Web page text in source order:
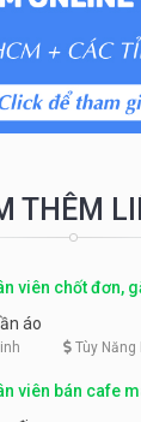
THÊM
viên chốt đơn,
áo
Tùy Năng
viên bán cafe